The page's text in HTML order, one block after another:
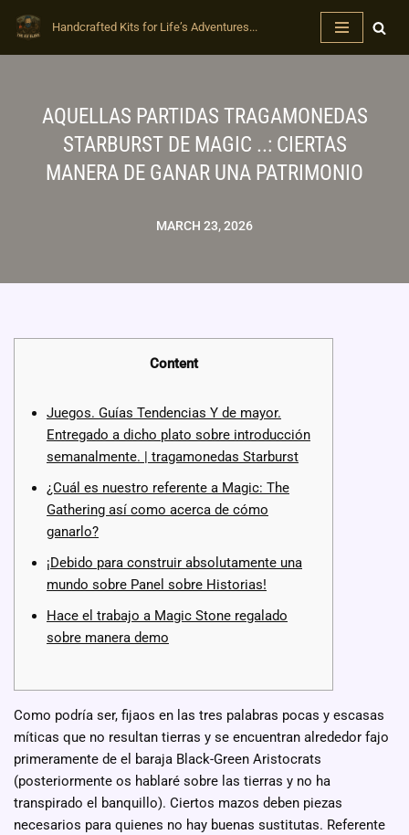
Handcrafted Kits for Life’s Adventures...
AQUELLAS PARTIDAS TRAGAMONEDAS
STARBURST DE MAGIC ..: CIERTAS
MANERA DE GANAR UNA PATRIMONIO
MARCH 23, 2026
Content
Juegos. Guías Tendencias Y de mayor.
Entregado a dicho plato sobre introducción
semanalmente. | tragamonedas Starburst
¿Cuál es nuestro referente a Magic: The
Gathering así­ como acerca de cómo
ganarlo?
¡Debido para construir absolutamente una
mundo sobre Panel sobre Historias!
Hace el trabajo a Magic Stone regalado
sobre manera demo
Como podrí­a ser, fijaos en las tres palabras pocas y escasas
míticas que no resultan tierras y se encuentran alrededor fajo
primeramente de el baraja Black-Green Aristocrats
(posteriormente os hablaré sobre las tierras y no ha
transpirado el banquillo). Ciertos mazos deben piezas
necesarios para quienes no hay buenas sustitutas. Referente